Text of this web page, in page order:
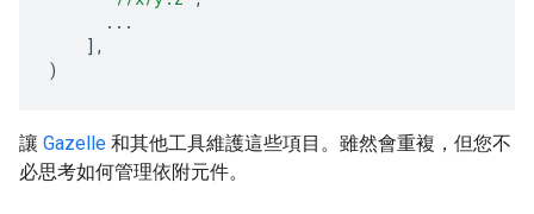
...
],
)
讓 Gazelle 和其他工具維護這些項目。雖然會重複，但您不
必思考如何管理依附元件。